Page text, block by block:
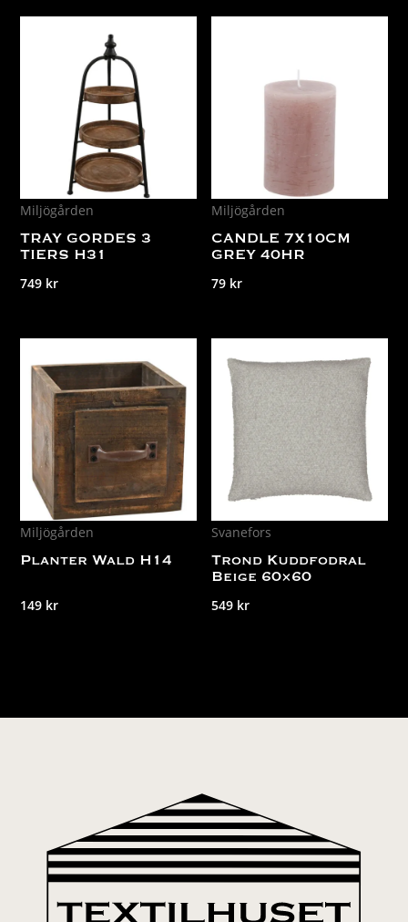
Miljögården
TRAY GORDES 3
TIERS H31
749 kr
Miljögården
CANDLE 7X10CM
GREY 40HR
79 kr
Miljögården
Planter Wald H14
149 kr
Svanefors
Trond Kuddfodral
Beige 60×60
549 kr